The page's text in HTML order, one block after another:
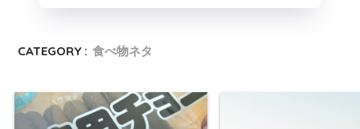
CATEGORY : 食べ物ネタ